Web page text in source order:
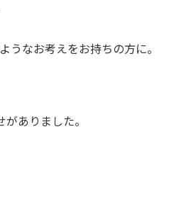
うなお考えをお持ちの方に。
がありました。